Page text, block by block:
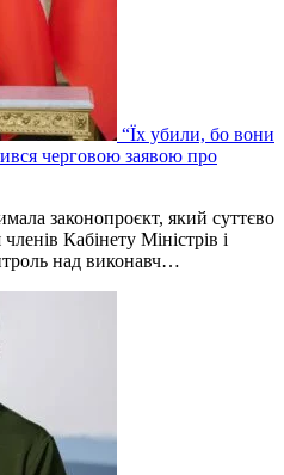
“Їх убили, бо вони
черговою заявою про
законопроєкт, який суттєво
Кабінету Міністрів і
над виконавч…